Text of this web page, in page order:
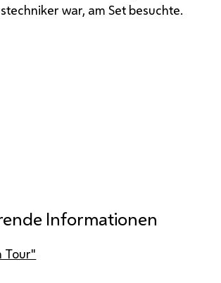
war, am Set besuchte.
Informationen
Tour"